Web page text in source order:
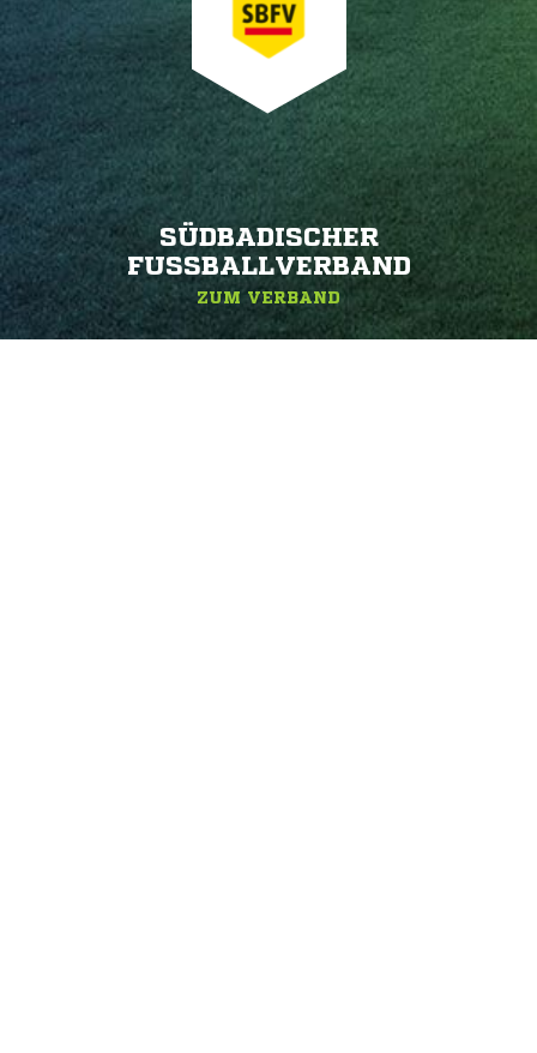
SÜDBADISCHER
FUSSBALLVERBAND
ZUM VERBAND